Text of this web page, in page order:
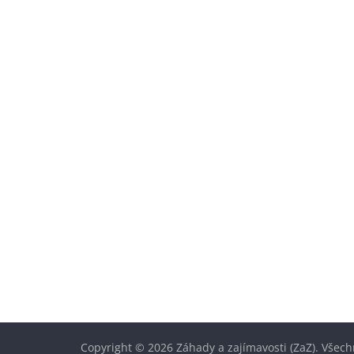
Copyright © 2026 Záhady a zajímavosti (ZaZ).